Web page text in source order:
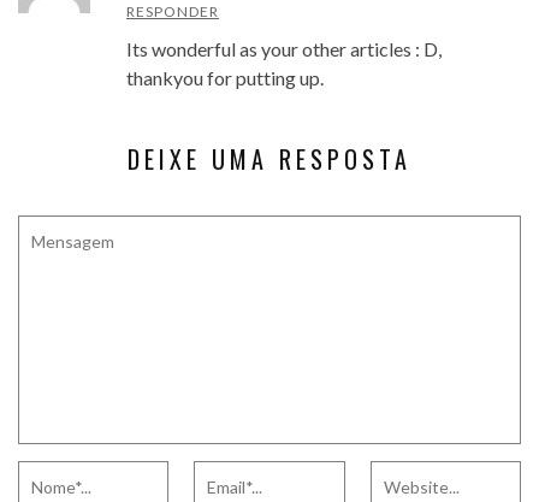
RESPONDER
Its wonderful as your other articles : D,
thankyou for putting up.
DEIXE UMA RESPOSTA